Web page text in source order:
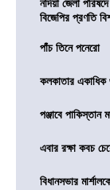
বিজেপির প্রণতি
পাঁচ তিনে পনেরো
কলকাতার একাধিক
পঞ্জাবে পাকিস্তান
এবার রক্ষা কবচ
বিধানসভার